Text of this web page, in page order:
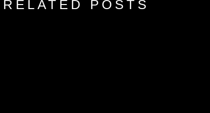
RELATED POSTS